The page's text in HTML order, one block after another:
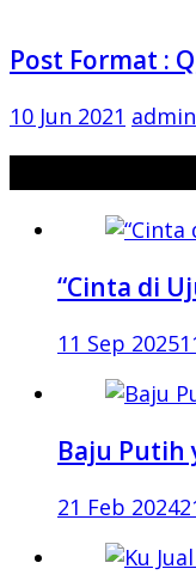
Post Format :
10 Jun 2021 admin
“Cinta di
11 Sep 2025
Baju Putih
21 Feb 2024